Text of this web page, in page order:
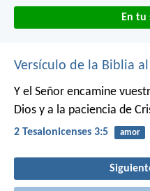
En tu
Versículo de la Biblia
Y el Señor encamine
Dios y a la paciencia de
2 Tesalonicenses 3:5 amor